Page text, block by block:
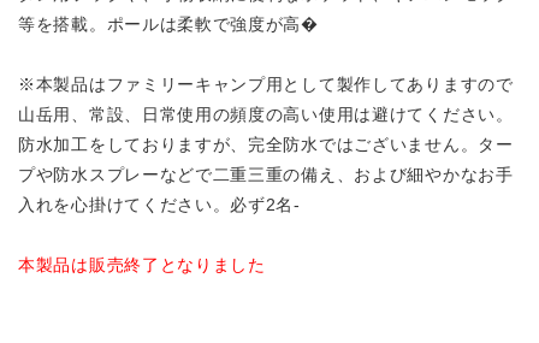
等を搭載。ポールは柔軟で強度が高�
※本製品はファミリーキャンプ用として製作してありますので
山岳用、常設、日常使用の頻度の高い使用は避けてください。
防水加工をしておりますが、完全防水ではございません。ター
プや防水スプレーなどで二重三重の備え、および細やかなお手
入れを心掛けてください。必ず2名‐
本製品は販売終了となりました